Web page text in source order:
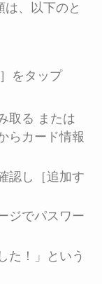
、以下のと
をタップ
取る または
らカード情報
認し［追加す
ジでパスワー
た！」という